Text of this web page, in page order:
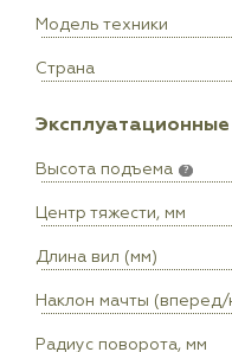
Модель техники
Страна
Высота подъема ?
Центр тяжести, мм
Длина вил (мм)
Наклон мачты (вперед/
Радиус поворота, мм